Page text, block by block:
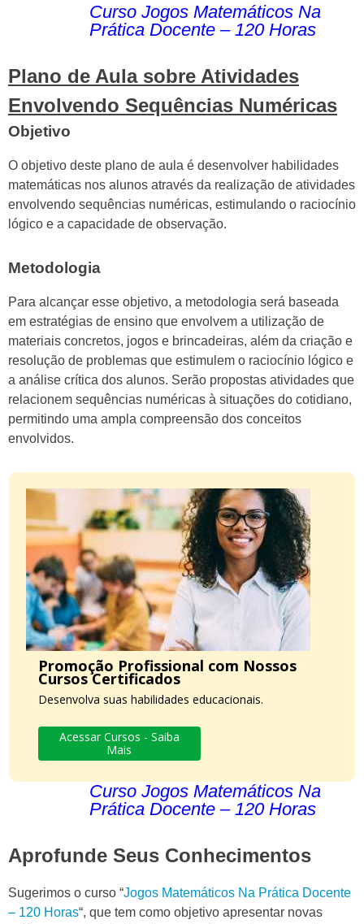
Curso Jogos Matemáticos Na
Prática Docente – 120 Horas
Plano de Aula sobre Atividades
Envolvendo Sequências Numéricas
Objetivo
O objetivo deste plano de aula é desenvolver habilidades
matemáticas nos alunos através da realização de atividades
envolvendo sequências numéricas, estimulando o raciocínio
lógico e a capacidade de observação.
Metodologia
Para alcançar esse objetivo, a metodologia será baseada
em estratégias de ensino que envolvem a utilização de
materiais concretos, jogos e brincadeiras, além da criação e
resolução de problemas que estimulem o raciocínio lógico e
a análise crítica dos alunos. Serão propostas atividades que
relacionem sequências numéricas à situações do cotidiano,
permitindo uma ampla compreensão dos conceitos
envolvidos.
Promoção Profissional com Nossos
Cursos Certificados
Desenvolva suas habilidades educacionais.
Acessar Cursos - Saiba
Mais
Curso Jogos Matemáticos Na
Prática Docente – 120 Horas
Aprofunde Seus Conhecimentos
Sugerimos o curso “Jogos Matemáticos Na Prática Docente
– 120 Horas“, que tem como objetivo apresentar novas